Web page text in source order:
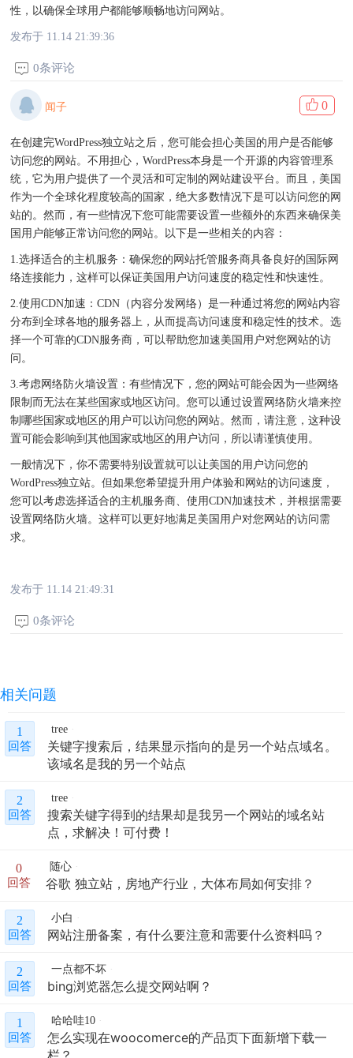
性，以确保全球用户都能够顺畅地访问网站。
发布于 11.14 21:39:36
0条评论
闻子 0
在创建完WordPress独立站之后，您可能会担心美国的用户是否能够
访问您的网站。不用担心，WordPress本身是一个开源的内容管理系
统，它为用户提供了一个灵活和可定制的网站建设平台。而且，美国
作为一个全球化程度较高的国家，绝大多数情况下是可以访问您的网
站的。然而，有一些情况下您可能需要设置一些额外的东西来确保美
国用户能够正常访问您的网站。以下是一些相关的内容：
1.选择适合的主机服务：确保您的网站托管服务商具备良好的国际网
络连接能力，这样可以保证美国用户访问速度的稳定性和快速性。
2.使用CDN加速：CDN（内容分发网络）是一种通过将您的网站内容
分布到全球各地的服务器上，从而提高访问速度和稳定性的技术。选
择一个可靠的CDN服务商，可以帮助您加速美国用户对您网站的访
问。
3.考虑网络防火墙设置：有些情况下，您的网站可能会因为一些网络
限制而无法在某些国家或地区访问。您可以通过设置网络防火墙来控
制哪些国家或地区的用户可以访问您的网站。然而，请注意，这种设
置可能会影响到其他国家或地区的用户访问，所以请谨慎使用。
一般情况下，你不需要特别设置就可以让美国的用户访问您的
WordPress独立站。但如果您希望提升用户体验和网站的访问速度，
您可以考虑选择适合的主机服务商、使用CDN加速技术，并根据需要
设置网络防火墙。这样可以更好地满足美国用户对您网站的访问需
求。
发布于 11.14 21:49:31
0条评论
相关问题
1
回答
tree
关键字搜索后，结果显示指向的是另一个站点域名。
该域名是我的另一个站点
2
回答
tree
搜索关键字得到的结果却是我另一个网站的域名站
点，求解决！可付费！
0
回答
随心
谷歌 独立站，房地产行业，大体布局如何安排？
2
回答
小白
网站注册备案，有什么要注意和需要什么资料吗？
2
回答
一点都不坏
bing浏览器怎么提交网站啊？
1
回答
哈哈哇10
怎么实现在woocomerce的产品页下面新增下载一